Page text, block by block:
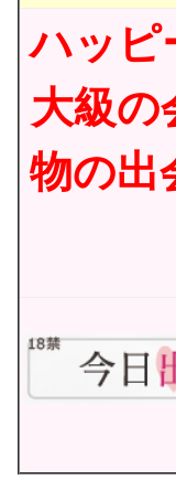
ハッピ
大級の
物の出